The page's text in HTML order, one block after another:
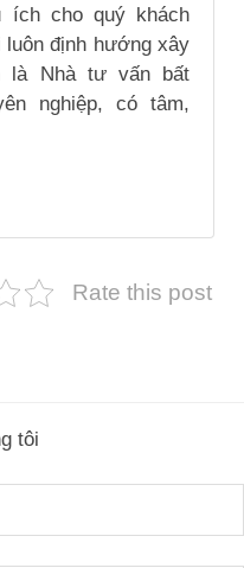
cho quý khách
luôn định hướng xây
là Nhà tư vấn bất
nghiệp, có tâm,
Rate this post
tôi